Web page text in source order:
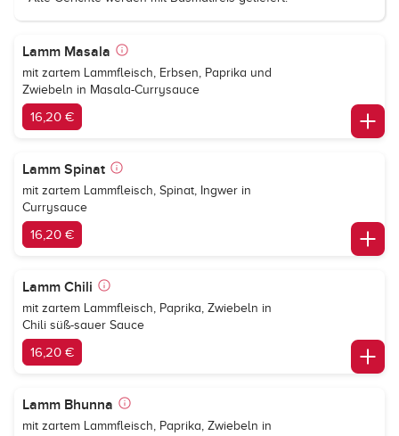
Lamm Masala
mit zartem Lammfleisch, Erbsen, Paprika und
Zwiebeln in Masala-Currysauce
16,20 €
Lamm Spinat
mit zartem Lammfleisch, Spinat, Ingwer in
Currysauce
16,20 €
Lamm Chili
mit zartem Lammfleisch, Paprika, Zwiebeln in
Chili süß-sauer Sauce
16,20 €
Lamm Bhunna
mit zartem Lammfleisch, Paprika, Zwiebeln in